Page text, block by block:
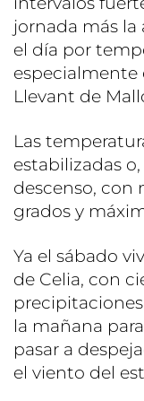
jornada más
el día por
especialmente
Llevant de
Las
estabilizadas
descenso, con
grados y
Ya el sábado
de Celia, con
la mañana
pasar a
el viento del